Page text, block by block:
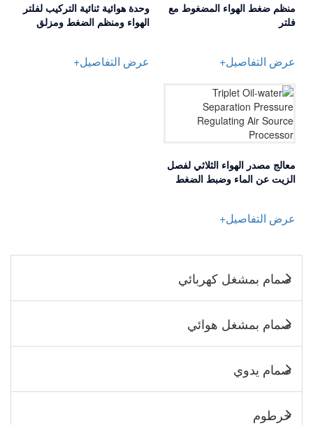
منظم ضغط الهواء المضغوط مع
فلتر
عرض التفاصيل+
وحدة هوائية ثنائية التركيب لفلتر
الهواء ومنظم الضغط ومزلق
عرض التفاصيل+
معالج مصدر الهواء الثلاثي لفصل
الزيت عن الماء وضبط الضغط
عرض التفاصيل+
صمام بمشغل كهربائي
صمام بمشغل هوائي
صمام يدوي
خرطوم